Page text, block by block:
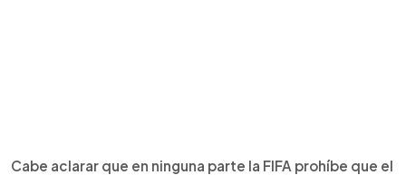
Cabe aclarar que en ninguna parte la FIFA prohíbe que el